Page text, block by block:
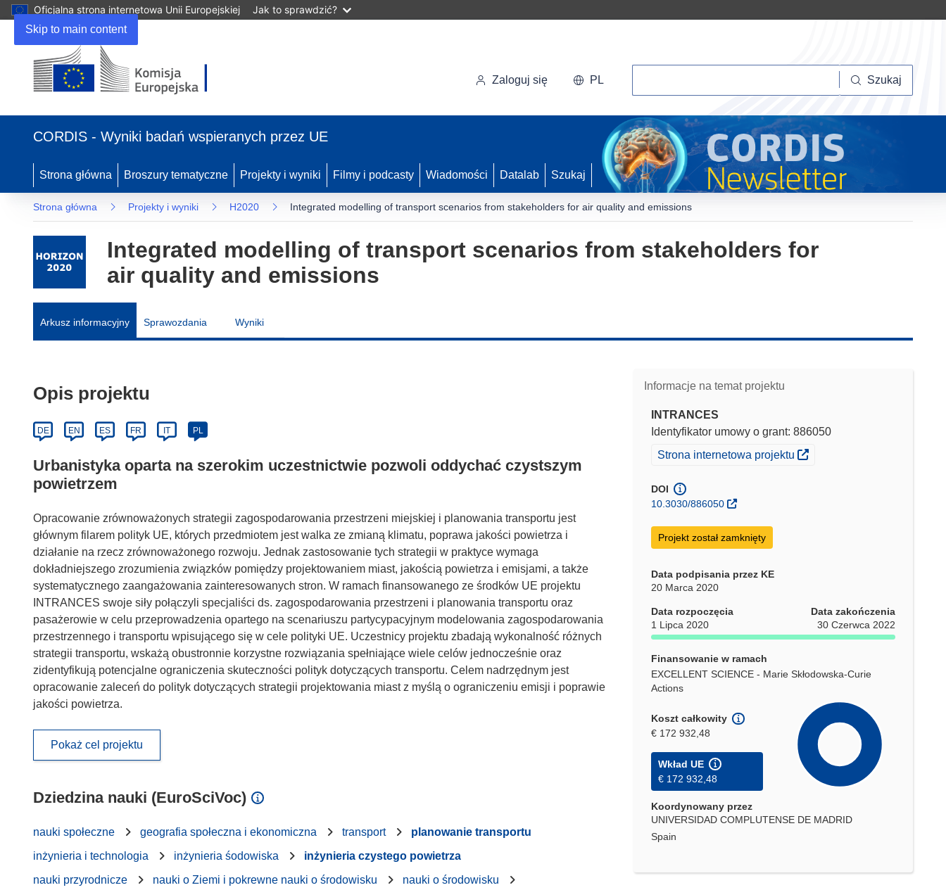
Skip to main content
Oficjalna strona internetowa Unii Europejskiej Jak to sprawdzić?
Zaloguj się PL Szukaj
CORDIS - Wyniki badań wspieranych przez UE
Strona główna Broszury tematyczne Projekty i wyniki Filmy i podcasty Wiadomości Datalab Szukaj
Strona główna Projekty i wyniki H2020 Integrated modelling of transport scenarios from stakeholders for air quality and emissions
Integrated modelling of transport scenarios from stakeholders for
air quality and emissions
Arkusz informacyjny Sprawozdania Wyniki
Informacje na temat projektu
INTRANCES
Identyfikator umowy o grant: 886050
(odnośnik otworzy się w nowym oknie)
Strona internetowa projektu
DOI
10.3030/886050
Projekt został zamknięty
Data podpisania przez KE
20 Marca 2020
Data rozpoczęcia
1 Lipca 2020
Data zakończenia
30 Czerwca 2022
Finansowanie w ramach
EXCELLENT SCIENCE - Marie Skłodowska-Curie
Actions
Koszt całkowity
€ 172 932,48
Wkład UE
€ 172 932,48
Koordynowany przez
UNIVERSIDAD COMPLUTENSE DE MADRID
Spain
Opis projektu
DE EN ES FR IT PL
Urbanistyka oparta na szerokim uczestnictwie pozwoli oddychać czystszym
powietrzem
Opracowanie zrównoważonych strategii zagospodarowania przestrzeni miejskiej i planowania transportu jest
głównym filarem polityk UE, których przedmiotem jest walka ze zmianą klimatu, poprawa jakości powietrza i
działanie na rzecz zrównoważonego rozwoju. Jednak zastosowanie tych strategii w praktyce wymaga
dokładniejszego zrozumienia związków pomiędzy projektowaniem miast, jakością powietrza i emisjami, a także
systematycznego zaangażowania zainteresowanych stron. W ramach finansowanego ze środków UE projektu
INTRANCES swoje siły połączyli specjaliści ds. zagospodarowania przestrzeni i planowania transportu oraz
pasażerowie w celu przeprowadzenia opartego na scenariuszu partycypacyjnym modelowania zagospodarowania
przestrzennego i transportu wpisującego się w cele polityki UE. Uczestnicy projektu zbadają wykonalność różnych
strategii transportu, wskażą obustronnie korzystne rozwiązania spełniające wiele celów jednocześnie oraz
zidentyfikują potencjalne ograniczenia skuteczności polityk dotyczących transportu. Celem nadrzędnym jest
opracowanie zaleceń do polityk dotyczących strategii projektowania miast z myślą o ograniczeniu emisji i poprawie
jakości powietrza.
Pokaż cel projektu
Dziedzina nauki (EuroSciVoc)
nauki społeczne geografia społeczna i ekonomiczna transport
planowanie transportu
inżynieria i technologia
inżynieria śodowiska
inżynieria czystego powietrza
nauki przyrodnicze
nauki o Ziemi i pokrewne nauki o środowisku
nauki o środowisku